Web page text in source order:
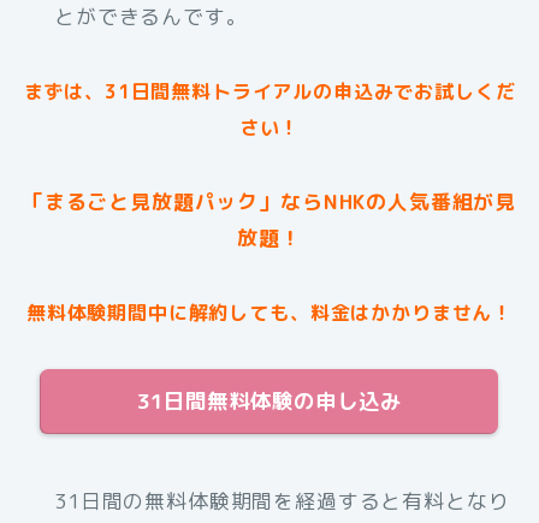
とができるんです。
まずは、31日間無料トライアルの申込みでお試しくだ
さい！
「まるごと見放題パック」ならNHKの人気番組が見
放題！
無料体験期間中に解約しても、料金はかかりません！
31日間無料体験の申し込み
31日間の無料体験期間を経過すると有料となり